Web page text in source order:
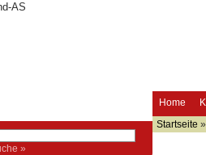
Home
»
Startseite »